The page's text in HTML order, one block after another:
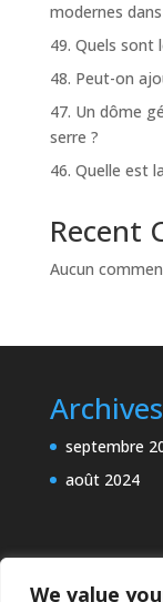
We value
modernes
49. Quels sont
48. Peut-on
47. Un dôme
serre ?
46. Quelle est
Recent
Aucun
Archives
septembre
août 2024